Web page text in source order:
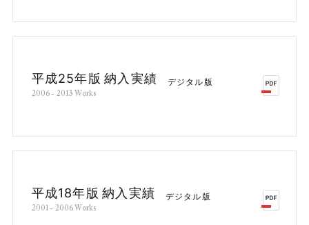
平成25年版 納 入 実績 デジ タ ル版
2006- 2013 Works
平成18年版 納 入 実績 デジ タ ル版
2001- 2006 Works